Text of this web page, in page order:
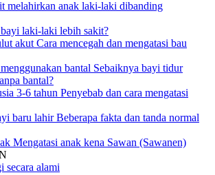
laki-laki lebih sakit?
Cara mencegah dan mengatasi bau
Sebaiknya bayi tidur
bantal?
Penyebab dan cara mengatasi
Beberapa fakta dan tanda normal
Mengatasi anak kena Sawan (Sawanen)
secara alami